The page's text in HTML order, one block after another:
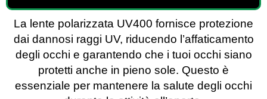
La lente polarizzata UV400 fornisce protezione
dai dannosi raggi UV, riducendo l’affaticamento
degli occhi e garantendo che i tuoi occhi siano
protetti anche in pieno sole. Questo è
essenziale per mantenere la salute degli occhi